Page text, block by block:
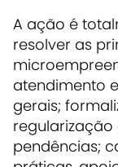
A ação é
resolver as
atendimento
gerais;
pendências;